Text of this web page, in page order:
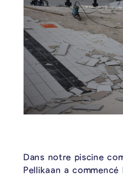
Dans notre piscine
Pellikaan a